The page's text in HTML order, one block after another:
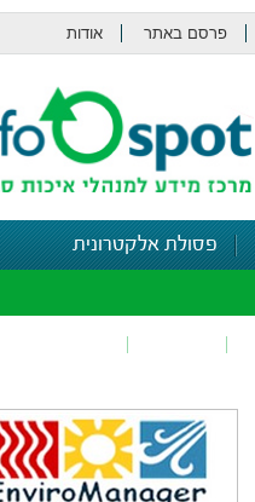
פרסם באתר אודות
פסולת אלקטרונית